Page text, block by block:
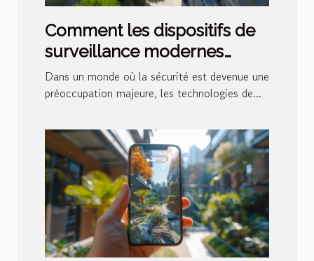
Comment les dispositifs de
surveillance modernes
peuvent renforcer la
sécurité domestique
Dans un monde où la sécurité est devenue une
préoccupation majeure, les technologies de...